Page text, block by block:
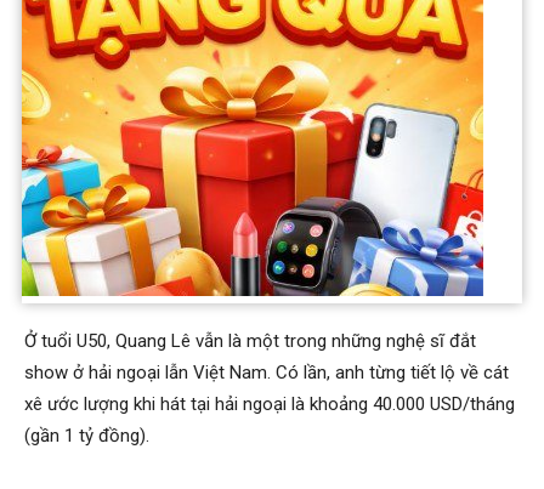
gần nhà của Thúy Nga và Mai Thiên Vân nên sẽ dễ dàng để
mọi người cùng tụ họp, giao lưu.
Trước đó, Quang Lê từng chia sẻ, anh phải chi thêm một
khoản tiền để sửa sang lại căn nhà mới mua. Nam ca sĩ sinh
năm 1979 làm phòng thu ngay tại nhà để sau này dễ dàng hơn
trong việc thu âm các ca khúc mới. Ngoài ra, anh còn chi
khoảng 10 nghìn đô để lấp hồ bơi, làm thành vườn hoặc khu
vui chơi.
Ở tuổi U50, Quang Lê vẫn là một trong những nghệ sĩ đắt
show ở hải ngoại lẫn Việt Nam. Có lần, anh từng tiết lộ về cát
xê ước lượng khi hát tại hải ngoại là khoảng 40.000 USD/tháng
(gần 1 tỷ đồng).